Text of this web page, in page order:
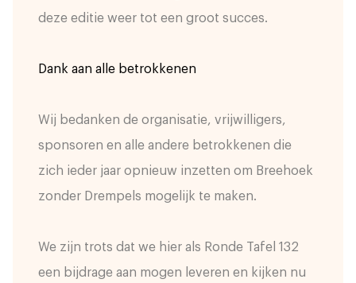
deze editie weer tot een groot succes.
Dank aan alle betrokkenen
Wij bedanken de organisatie, vrijwilligers,
sponsoren en alle andere betrokkenen die
zich ieder jaar opnieuw inzetten om Breehoek
zonder Drempels mogelijk te maken.
We zijn trots dat we hier als Ronde Tafel 132
een bijdrage aan mogen leveren en kijken nu